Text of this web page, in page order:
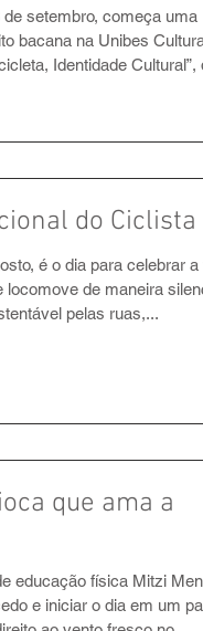
de setembro, começa uma
bacana na Unibes
Identidade Cultural”,
do Ciclista
é o dia para celebrar a
de maneira
pelas ruas,...
que ama a
educação física Mitzi
e iniciar o dia em um